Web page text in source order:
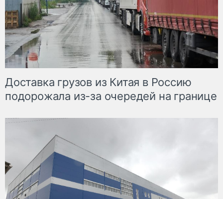
Доставка грузов из Китая в Россию
подорожала из-за очередей на границе